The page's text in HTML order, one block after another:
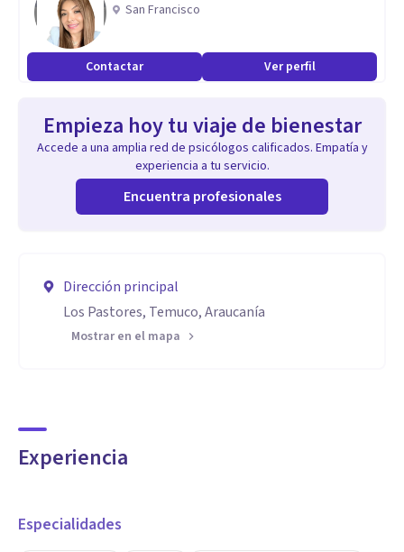
San Francisco
Contactar Ver perfil
Empieza hoy tu viaje de bienestar
Accede a una amplia red de psicólogos calificados. Empatía y
experiencia a tu servicio.
Encuentra profesionales
Dirección principal
Los Pastores, Temuco, Araucanía
Mostrar en el mapa
Experiencia
Especialidades